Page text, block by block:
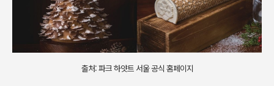
출처: 파크 하얏트 서울 공식 홈페이지